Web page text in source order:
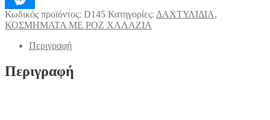
ποσότητα
Κωδικός προϊόντος: D145 Κατηγορίες: ΔΑΧΤΥΛΙΔΙΑ,
ΚΟΣΜΗΜΑΤΑ ΜΕ ΡΟΖ ΧΑΛΑΖΙΑ
Περιγραφή
Περιγραφή